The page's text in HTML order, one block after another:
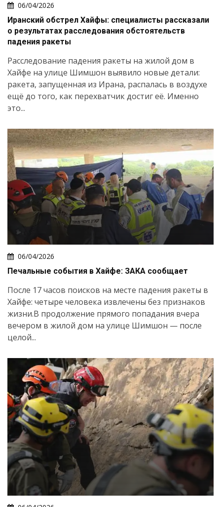
06/04/2026
Иранский обстрел Хайфы: специалисты рассказали
о результатах расследования обстоятельств
падения ракеты
Расследование падения ракеты на жилой дом в
Хайфе на улице Шимшон выявило новые детали:
ракета, запущенная из Ирана, распалась в воздухе
ещё до того, как перехватчик достиг её. Именно
это...
06/04/2026
Печальные события в Хайфе: ЗАКА сообщает
После 17 часов поисков на месте падения ракеты в
Хайфе: четыре человека извлечены без признаков
жизни.В продолжение прямого попадания вчера
вечером в жилой дом на улице Шимшон — после
целой...